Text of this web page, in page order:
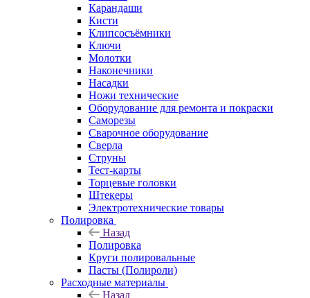
Карандаши
Кисти
Клипсосъёмники
Ключи
Молотки
Наконечники
Насадки
Ножи технические
Оборудование для ремонта и покраски
Саморезы
Сварочное оборудование
Сверла
Струны
Тест-карты
Торцевые головки
Штекеры
Электротехнические товары
Полировка
Назад
Полировка
Круги полировальные
Пасты (Полироли)
Расходные материалы
Назад